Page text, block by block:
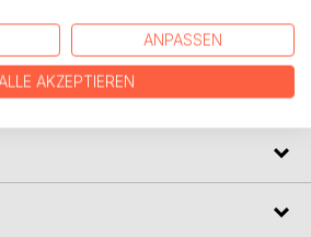
ANPASSEN
AKZEPTIEREN